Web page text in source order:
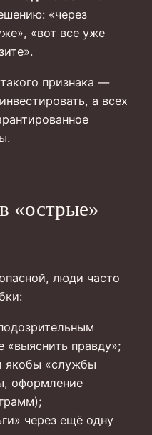
«через
«вот все уже
признака —
а всех
«острые»
люди часто
правду»;
якобы «службы
оформление
через ещё одну